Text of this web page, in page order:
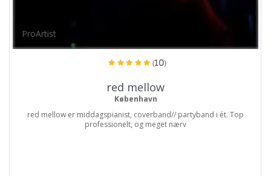
ProArtist
(10)
red mellow
København
red mellow er middagspianist, coverband// partyband i ét. Top
professionelt, og meget nærv